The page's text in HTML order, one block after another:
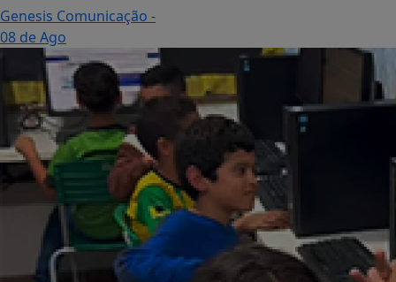
Genesis Comunicação -
08 de Ago